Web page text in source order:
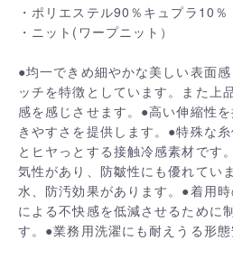
・ポリエステル90％キュプラ10％
・ニット(ワープニット）
●均一できめ細やかな美しい表面
ッチを特徴としています。また上
感を感じさせます。●高い伸縮性
きやすさを提供します。●特殊な
とヒヤっとする接触冷感素材です
気性があり、防皺性にも優れてい
水、防汚効果があります。●着用
による不快感を低減させるために
す。●業務用洗濯にも耐えうる形態